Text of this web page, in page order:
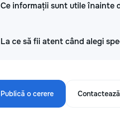
Ce informații sunt utile înainte
La ce să fii atent când alegi
Publică o cerere